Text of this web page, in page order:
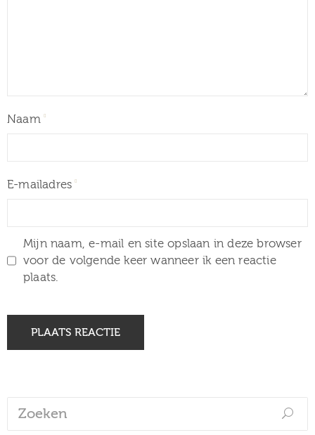
Naam
E-mailadres
Mijn naam, e-mail en site opslaan in deze browser
voor de volgende keer wanneer ik een reactie
plaats.